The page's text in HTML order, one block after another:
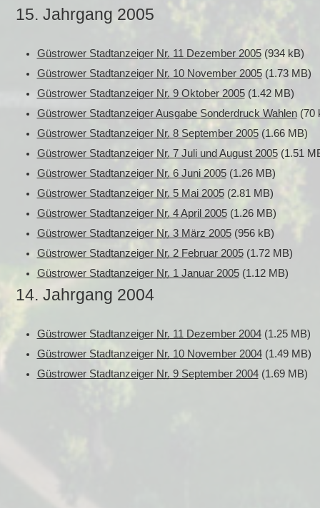
15. Jahrgang 2005
Güstrower Stadtanzeiger Nr. 11 Dezember 2005(934 kB)
Güstrower Stadtanzeiger Nr. 10 November 2005(1.73 MB)
Güstrower Stadtanzeiger Nr. 9 Oktober 2005(1.42 MB)
Güstrower Stadtanzeiger Ausgabe Sonderdruck Wahlen(70
Güstrower Stadtanzeiger Nr. 8 September 2005(1.66 MB)
Güstrower Stadtanzeiger Nr. 7 Juli und August 2005(1.51
Güstrower Stadtanzeiger Nr. 6 Juni 2005(1.26 MB)
Güstrower Stadtanzeiger Nr. 5 Mai 2005(2.81 MB)
Güstrower Stadtanzeiger Nr. 4 April 2005(1.26 MB)
Güstrower Stadtanzeiger Nr. 3 März 2005(956 kB)
Güstrower Stadtanzeiger Nr. 2 Februar 2005(1.72 MB)
Güstrower Stadtanzeiger Nr. 1 Januar 2005(1.12 MB)
14. Jahrgang 2004
Güstrower Stadtanzeiger Nr. 11 Dezember 2004(1.25 MB)
Güstrower Stadtanzeiger Nr. 10 November 2004(1.49 MB)
Güstrower Stadtanzeiger Nr. 9 September 2004(1.69 MB)